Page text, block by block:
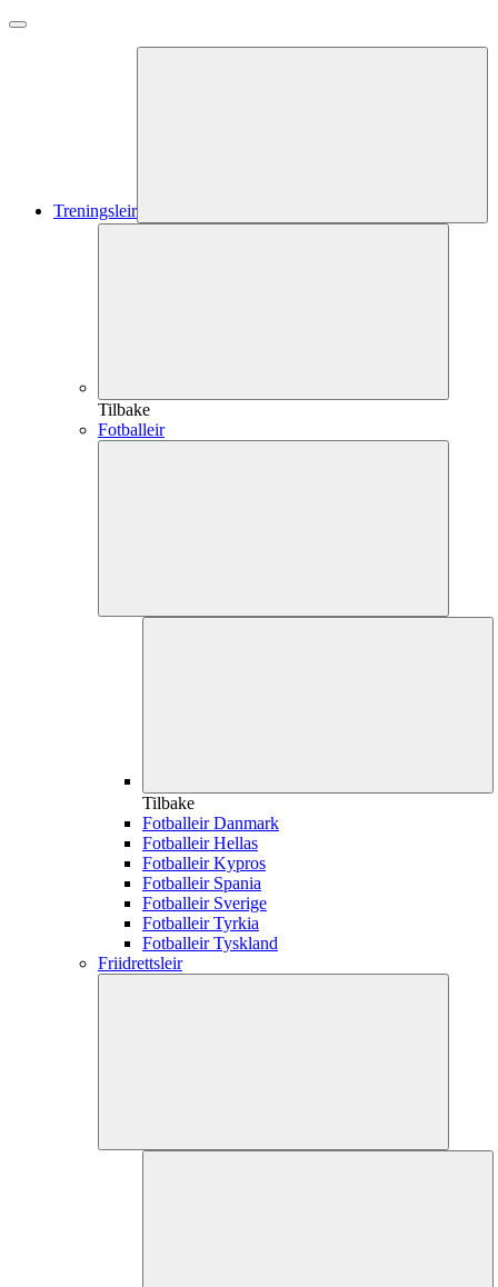
Treningsleir
Tilbake
Fotballeir
Tilbake
Fotballeir Danmark
Fotballeir Hellas
Fotballeir Kypros
Fotballeir Spania
Fotballeir Sverige
Fotballeir Tyrkia
Fotballeir Tyskland
Friidrettsleir